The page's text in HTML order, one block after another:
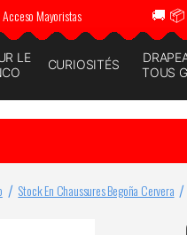
Acceso Mayoristas 🚚 📦
LE
CURIOSITÉS
TOUS
Stock En Chaussures Begoña Cervera